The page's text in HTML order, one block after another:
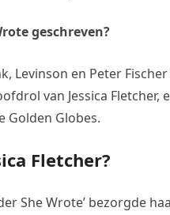
geschreven?
Levinson en Peter
van Jessica
Golden Globes.
Fletcher?
She Wrote’ bezorgde